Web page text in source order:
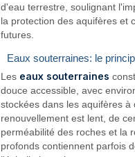
d'eau terrestre, soulignant
la protection des aquifères et
futures.
Eaux souterraines: le
Les eaux souterraines
douce accessible, avec
stockées dans les aquifères
renouvellement est lent, de
perméabilité des roches et la
profonds contiennent parfois